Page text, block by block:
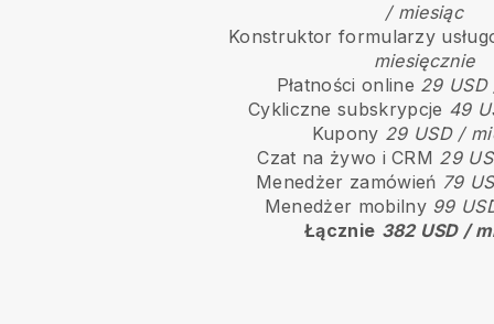
/ miesiąc
Konstruktor formularzy
miesięcznie
Płatności online 29
Cykliczne subskrypcje 49
Kupony 29 USD /
Czat na żywo i CRM 29
Menedżer zamówień 79
Menedżer mobilny 99
Łącznie 382 USD /